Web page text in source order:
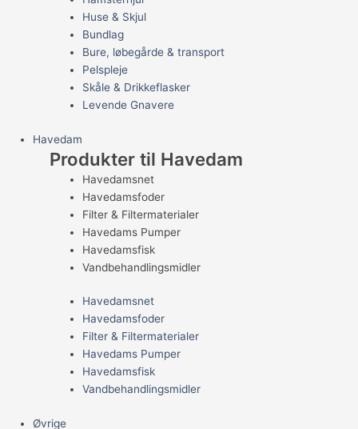
Huse & Skjul
Bundlag
Bure, løbegårde & transport
Pelspleje
Skåle & Drikkeflasker
Levende Gnavere
Havedam
Produkter til Havedam
Havedamsnet
Havedamsfoder
Filter & Filtermaterialer
Havedams Pumper
Havedamsfisk
Vandbehandlingsmidler
Havedamsnet
Havedamsfoder
Filter & Filtermaterialer
Havedams Pumper
Havedamsfisk
Vandbehandlingsmidler
Øvrige